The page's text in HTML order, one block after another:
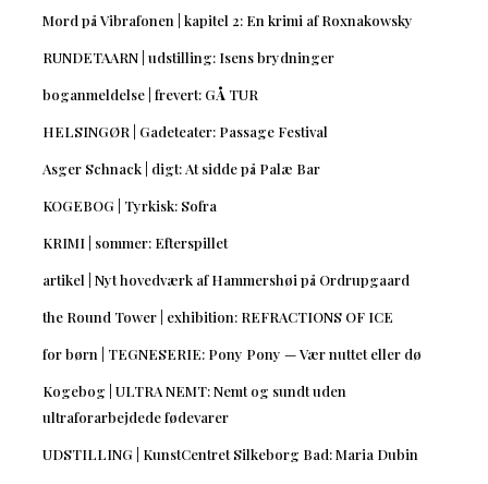
Mord på Vibrafonen | kapitel 2: En krimi af Roxnakowsky
RUNDETAARN | udstilling: Isens brydninger
boganmeldelse | frevert: GÅ TUR
HELSINGØR | Gadeteater: Passage Festival
Asger Schnack | digt: At sidde på Palæ Bar
KOGEBOG | Tyrkisk: Sofra
KRIMI | sommer: Efterspillet
artikel | Nyt hovedværk af Hammershøi på Ordrupgaard
the Round Tower | exhibition: REFRACTIONS OF ICE
for børn | TEGNESERIE: Pony Pony — Vær nuttet eller dø
Kogebog | ULTRA NEMT: Nemt og sundt uden
ultraforarbejdede fødevarer
UDSTILLING | KunstCentret Silkeborg Bad: Maria Dubin